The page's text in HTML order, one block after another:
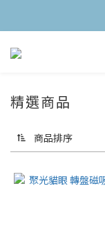
精選商品
商品排序